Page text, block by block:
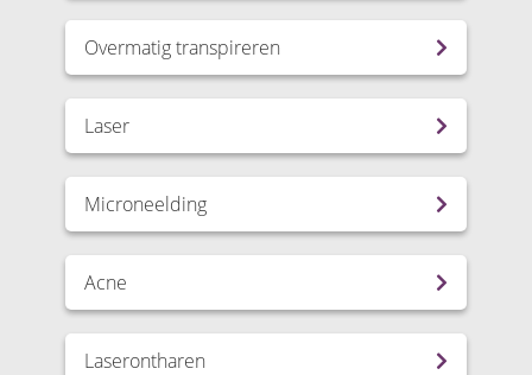
Overmatig transpireren
Laser
Microneelding
Acne
Laserontharen